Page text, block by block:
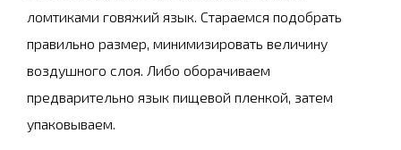
ломтиками говяжий язык. Стараемся подобрать
правильно размер, минимизировать величину
воздушного слоя. Либо оборачиваем
предварительно язык пищевой пленкой, затем
упаковываем.